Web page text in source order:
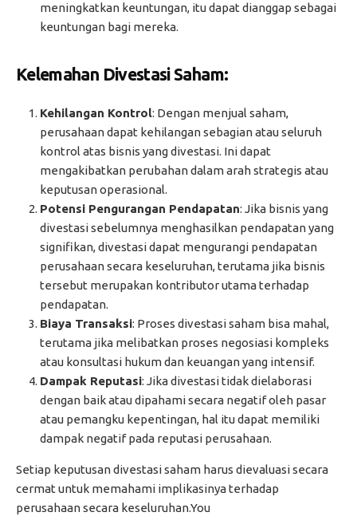
meningkatkan keuntungan, itu dapat dianggap sebagai
keuntungan bagi mereka.
Kelemahan Divestasi Saham:
Kehilangan Kontrol: Dengan menjual saham,
perusahaan dapat kehilangan sebagian atau seluruh
kontrol atas bisnis yang divestasi. Ini dapat
mengakibatkan perubahan dalam arah strategis atau
keputusan operasional.
Potensi Pengurangan Pendapatan: Jika bisnis yang
divestasi sebelumnya menghasilkan pendapatan yang
signifikan, divestasi dapat mengurangi pendapatan
perusahaan secara keseluruhan, terutama jika bisnis
tersebut merupakan kontributor utama terhadap
pendapatan.
Biaya Transaksi: Proses divestasi saham bisa mahal,
terutama jika melibatkan proses negosiasi kompleks
atau konsultasi hukum dan keuangan yang intensif.
Dampak Reputasi: Jika divestasi tidak dielaborasi
dengan baik atau dipahami secara negatif oleh pasar
atau pemangku kepentingan, hal itu dapat memiliki
dampak negatif pada reputasi perusahaan.
Setiap keputusan divestasi saham harus dievaluasi secara
cermat untuk memahami implikasinya terhadap
perusahaan secara keseluruhan.You